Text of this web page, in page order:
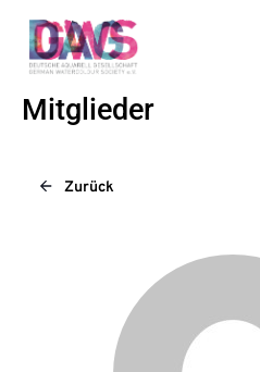
Mitglieder
Zurück